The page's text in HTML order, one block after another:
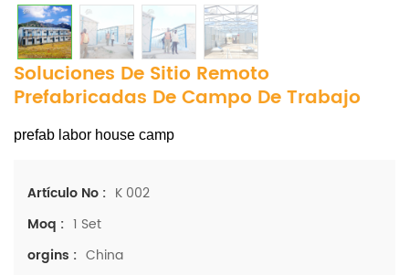
Soluciones De Sitio Remoto
Prefabricadas De Campo De Trabajo
prefab labor house camp
Artículo No : K 002
Moq : 1 Set
orgins : China